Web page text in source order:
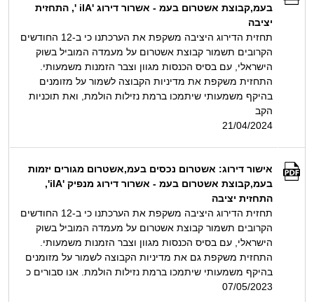
בעמ,קבוצת אשטרום בעמ - אשרור דירוג 'ilA ', התחזית
יציבה
תחזית הדירוג היציבה משקפת את הערכתנו כי ב-12 החודשים
הקרובים תשמור קבוצת אשטרום על מעמדה המוביל בשוק
הישראלי, עם בסיס הכנסות מגוון וצבר הזמנות משמעותי.
התחזית משקפת את מדיניות הקבוצה לשמור על מזומנים
בהיקף משמעותי שיתמכו ברמת נזילות הולמת, ואת תוכניות
הקב
21/04/2024
אישור דירוג: אשטרום נכסים בעמ,אשטרום מגורים יזמות
בעמ,קבוצת אשטרום בעמ - אשרור דירוג מנפיק 'ilA',
התחזית יציבה
תחזית הדירוג היציבה משקפת את הערכתנו כי ב-12 החודשים
הקרובים תשמור קבוצת אשטרום על מעמדה המוביל בשוק
הישראלי, עם בסיס הכנסות מגוון וצבר הזמנות משמעותי.
התחזית משקפת גם את מדיניות הקבוצה לשמור על מזומנים
בהיקף משמעותי שיתמכו ברמת נזילות הולמת. אנו סבורים כ
07/05/2023